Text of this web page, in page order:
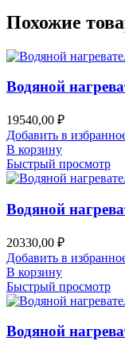
Похожие
Водяной
19540,00 ₽
Добавить в
В корзину
Быстрый просмотр
Водяной
20330,00 ₽
Добавить в
В корзину
Быстрый просмотр
Водяной